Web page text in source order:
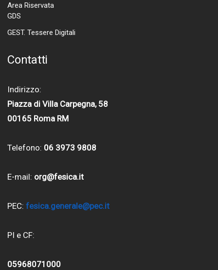
Area Riservata
GDS
GEST. Tessere Digitali
Contatti
Indirizzo:
Piazza di Villa Carpegna, 58
00165 Roma RM
Telefono: 06 3973 9808
E-mail: org@fesica.it
PEC: fesica.generale@pec.it
PI e CF:
05968071000